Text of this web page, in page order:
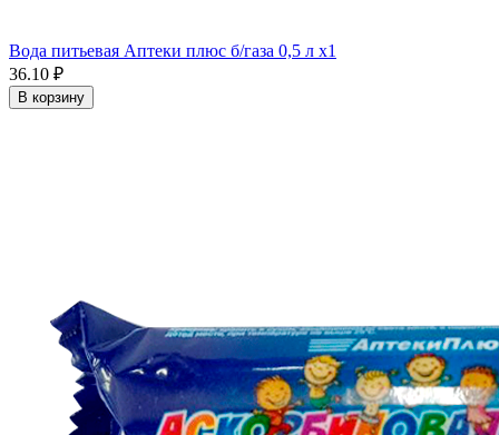
Вода питьевая Аптеки плюс б/газа 0,5 л x1
36.10 ₽
В корзину